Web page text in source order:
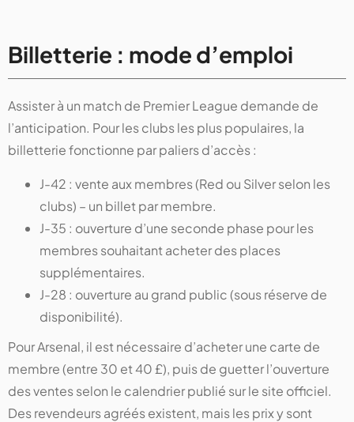
Billetterie : mode d’emploi
Assister à un match de Premier League demande de
l’anticipation. Pour les clubs les plus populaires, la
billetterie fonctionne par paliers d’accès :
J-42 : vente aux membres (Red ou Silver selon les
clubs) – un billet par membre.
J-35 : ouverture d’une seconde phase pour les
membres souhaitant acheter des places
supplémentaires.
J-28 : ouverture au grand public (sous réserve de
disponibilité).
Pour Arsenal, il est nécessaire d’acheter une carte de
membre (entre 30 et 40 £), puis de guetter l’ouverture
des ventes selon le calendrier publié sur le site officiel.
Des revendeurs agréés existent, mais les prix y sont